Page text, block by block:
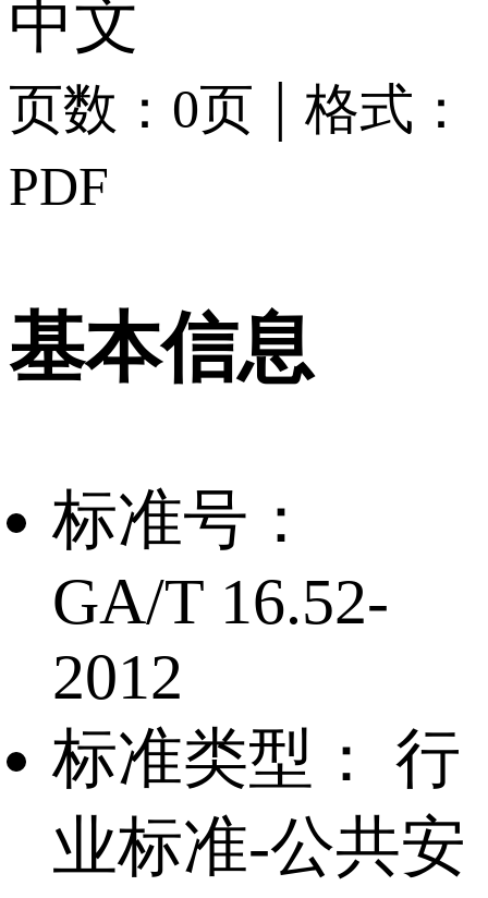
中文
页数：0页 | 格式：
PDF
基本信息
标准号：
GA/T 16.52-
2012
标准类型：
行
业标准-公共安